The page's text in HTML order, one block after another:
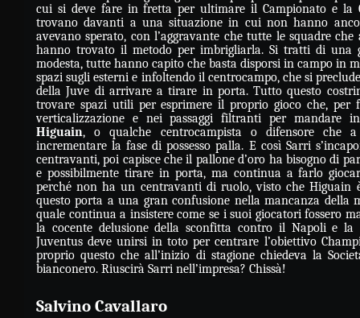
cui si deve fare in fretta per ultimare il Campionato e la
trovano davanti a una situazione in cui non hanno
avevano sperato, con l’aggravante che tutte le squadre
hanno trovato il metodo per imbrigliarla. Si tratti di una
modesta, tutte hanno capito che basta disporsi in campo in
spazi sugli esterni e infoltendo il centrocampo, che si
della Juve di arrivare a tirare in porta. Tutto questo
trovare spazi utili per esprimere il proprio gioco che, per
verticalizzazione e nei passaggi filtranti per mandare
Higuain, o qualche centrocampista o difensore che
incrementare la fase di possesso palla. E così Sarri
centravanti, poi capisce che il pallone d’oro ha bisogno di
e possibilmente tirare in porta, ma continua a farlo
perché non ha un centravanti di ruolo, visto che Higuain
questo porta a una gran confusione nella mancanza della
quale continua a insistere come se i suoi giocatori fossero
la cocente delusione della sconfitta contro il Napoli e la
Juventus deve unirsi in toto per centrare l’obiettivo
proprio questo che all’inizio di stagione chiedeva la
bianconero. Riuscirà Sarri nell’impresa? Chissà!
Salvino Cavallaro